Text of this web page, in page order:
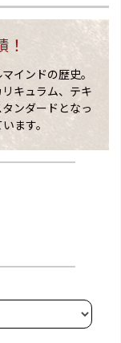
インドの歴史。
キュラム、テキ
ンダードとなっ
ます。